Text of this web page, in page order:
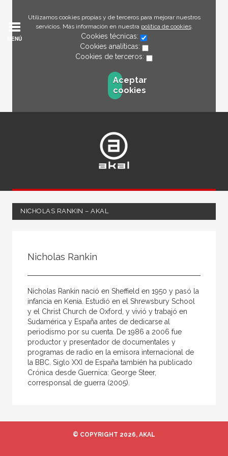
Utilizamos cookies propias y de terceros para mejorar nuestros
servicios. Más información en nuestra política de cookies.
Cookies técnicas:
Cookies analíticas:
Cookies de terceros:
Aceptar
cookies
MENÚ
NICHOLAS RANKIN – AKAL
Coordinador
Editor
Editora
Escritor
Escritora
Ilustrador
Traductor
Nicholas Rankin
Nicholas Rankin nació en Sheffield en 1950 y pasó la
infancia en Kenia. Estudió en el Shrewsbury School
y el Christ Church de Oxford, y vivió y trabajó en
Sudamérica y España antes de dedicarse al
periodismo por su cuenta. De 1986 a 2006 fue
productor y presentador de documentales y
programas de radio en la emisora internacional de
la BBC. Siglo XXI de España también ha publicado
Crónica desde Guernica: George Steer,
corresponsal de guerra (2005).
© COPYRIGHT 2026, AKAL